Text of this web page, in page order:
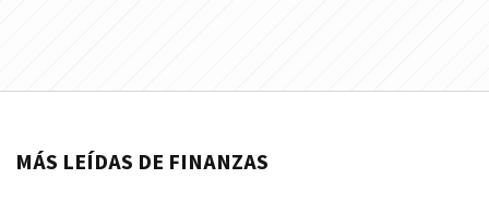
MÁS LEÍDAS DE FINANZAS